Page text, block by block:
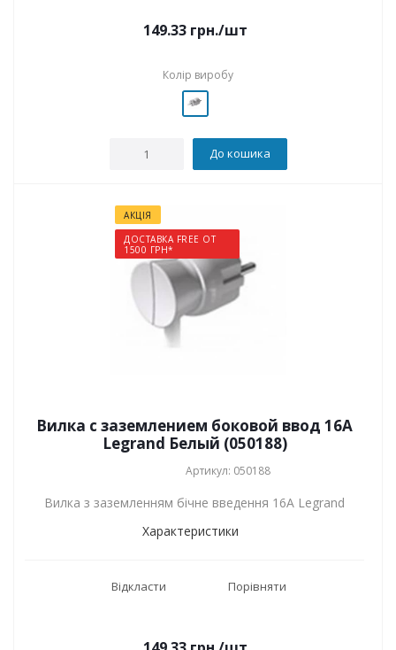
149.33грн./шт
Колір виробу
До кошика
АКЦІЯ
ДОСТАВКА FREE ОТ
1500 ГРН*
Вилка с заземлением боковой ввод 16А
Legrand Белый (050188)
Артикул: 050188
Вилка з заземленням бічне введення 16А Legrand
Характеристики
Відкласти Порівняти